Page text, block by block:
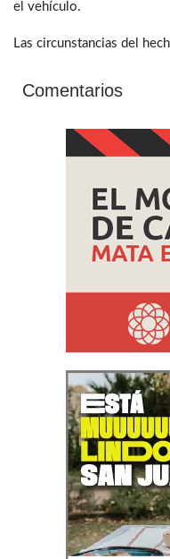
el vehículo.
Las circunstancias del
Comentarios